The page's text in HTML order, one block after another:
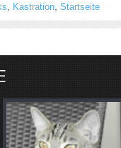
Kastration Startseite